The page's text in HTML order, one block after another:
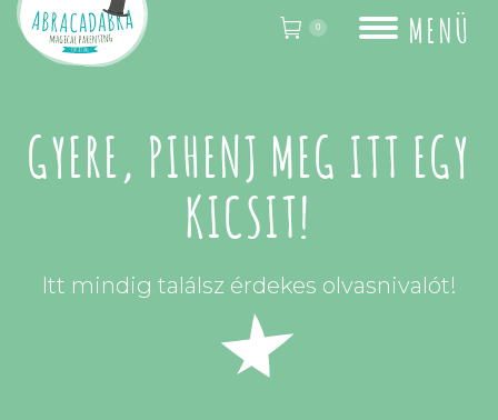
MENÜ
0
GYERE, PIHENJ MEG ITT EGY
KICSIT!
Itt mindig találsz érdekes olvasnivalót!